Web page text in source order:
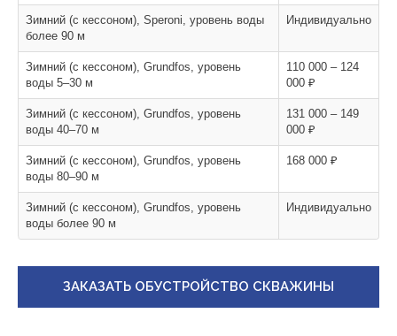
Зимний (с кессоном), Speroni, уровень воды
более 90 м
Индивидуально
Зимний (с кессоном), Grundfos, уровень
воды 5–30 м
110 000 – 124
000 ₽
Зимний (с кессоном), Grundfos, уровень
воды 40–70 м
131 000 – 149
000 ₽
Зимний (с кессоном), Grundfos, уровень
воды 80–90 м
168 000 ₽
Зимний (с кессоном), Grundfos, уровень
воды более 90 м
Индивидуально
ЗАКАЗАТЬ ОБУСТРОЙСТВО СКВАЖИНЫ